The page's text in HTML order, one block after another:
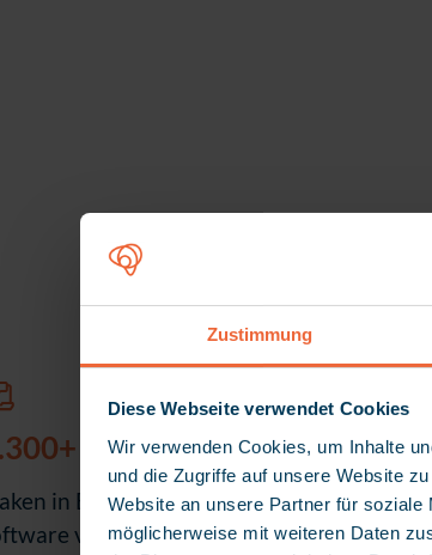
Zustimmung
Diese Webseite verwendet Cookies
Wir verwenden Cookies, um Inhalte
und die Zugriffe auf unsere Website
Website an unsere Partner für soziale
möglicherweise mit weiteren Daten
klanten
in Europa gebruik van
van myneva en dragen